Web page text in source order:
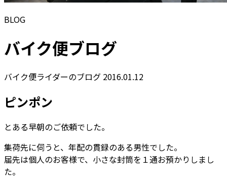
BLOG
バイク便ブログ
バイク便ライダーのブログ 2016.01.12
ピンポン
とある早朝のご依頼でした。
集荷先に伺うと、年配の貫録のある男性でした。
届先は個人のお客様で、小さな封筒を１通お預かりしまし
た。